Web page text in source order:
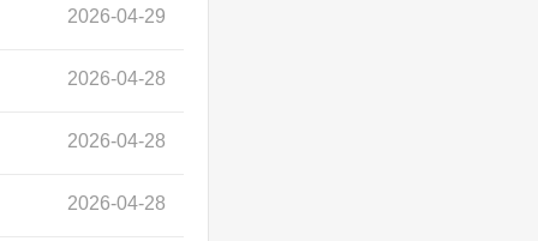
2026-04-29
2026-04-28
2026-04-28
2026-04-28